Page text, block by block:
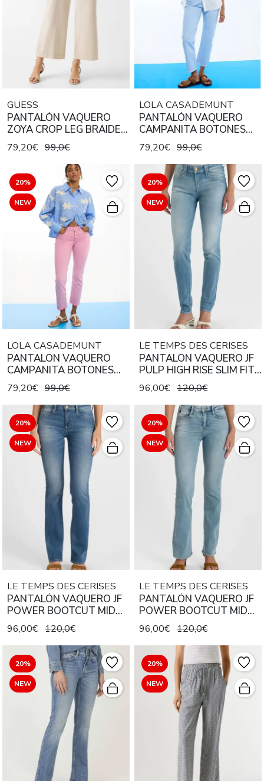
GUESS
PANTALÓN VAQUERO
ZOYA CROP LEG BRAIDE
LOVERS BEACH
79,20€ 99,0€
LOLA CASADEMUNT
PANTALÓN VAQUERO
CAMPANITA BOTONES
COLOR AZUL MEDIO
79,20€ 99,0€
20%
NEW
LOLA CASADEMUNT
PANTALÓN VAQUERO
CAMPANITA BOTONES
COLOR ROSA
79,20€ 99,0€
20%
NEW
LE TEMPS DES CERISES
PANTALÓN VAQUERO JF
PULP HIGH RISE SLIM FIT
KIELOP W1539 CANDIANI
DENIM
96,00€ 120,0€
20%
NEW
LE TEMPS DES CERISES
PANTALÓN VAQUERO JF
POWER BOOTCUT MID
RISE W6247 CANDIANI
DENIM
96,00€ 120,0€
20%
NEW
LE TEMPS DES CERISES
PANTALÓN VAQUERO JF
POWER BOOTCUT MID
RISE W6246 CANDIANI
DENIM
96,00€ 120,0€
20%
NEW
20%
NEW